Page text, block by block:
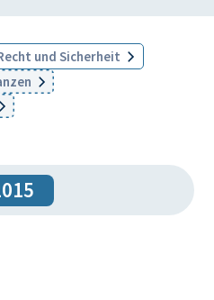
und Sicherheit